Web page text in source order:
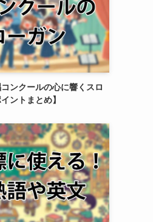
ンクールの心に響くスロ
ントまとめ】